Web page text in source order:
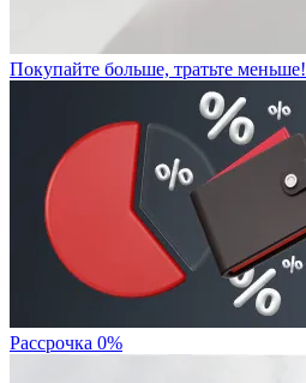
Покупайте больше, тратьте меньше!
Рассрочка 0%